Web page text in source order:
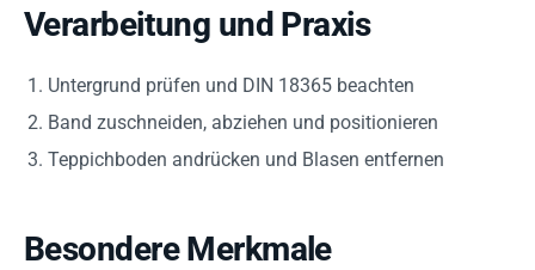
Verarbeitung und Praxis
Untergrund prüfen und DIN 18365 beachten
Band zuschneiden, abziehen und positionieren
Teppichboden andrücken und Blasen entfernen
Besondere Merkmale